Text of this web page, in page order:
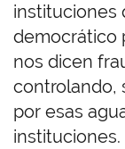
instituciones
democrático
nos dicen
controlando,
por esas